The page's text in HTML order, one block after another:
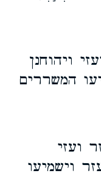
ויהוחנן
המשררים
ועזי
וישמיעו